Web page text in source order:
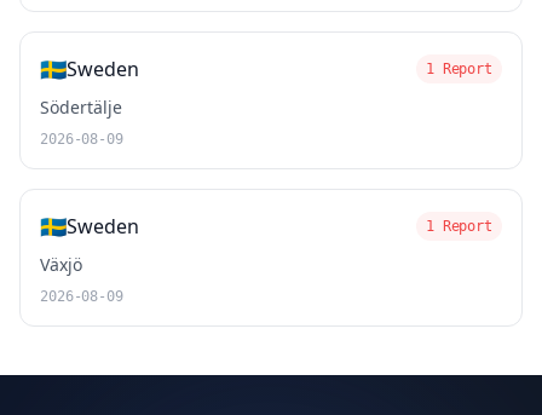
🇸🇪Sweden 1 Report
Södertälje
2026-08-09
🇸🇪Sweden 1 Report
Växjö
2026-08-09